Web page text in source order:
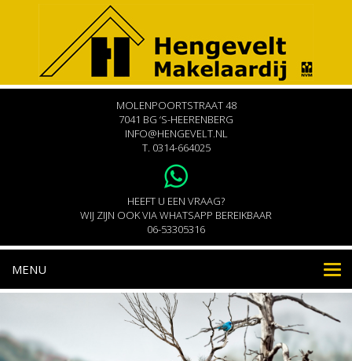
MOLENPOORTSTRAAT 48
7041 BG ‘S-HEERENBERG
INFO@HENGEVELT.NL
T. 0314-664025
HEEFT U EEN VRAAG?
WIJ ZIJN OOK VIA WHATSAPP BEREIKBAAR
06-53305316
MENU